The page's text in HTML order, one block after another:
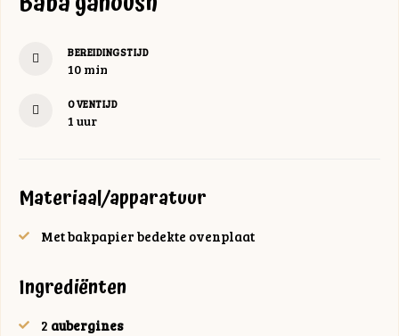
BEREIDINGSTIJD
10minuten
min
OVENTIJD
1 uur
uur
Materiaal/apparatuur
Met bakpapier bedekte ovenplaat
Ingrediënten
2 aubergines